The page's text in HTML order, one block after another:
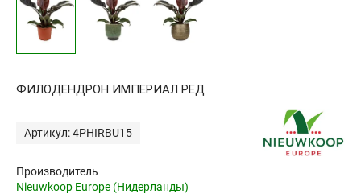
ФИЛОДЕНДРОН ИМПЕРИАЛ РЕД
Артикул: 4PHIRBU15
Производитель
Nieuwkoop Europe (Нидерланды)